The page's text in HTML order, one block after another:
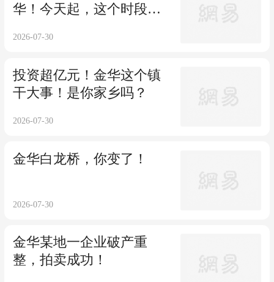
华！今天起，这个时段尽
2026-07-30
投资超亿元！金华这个镇
干大事！是你家乡吗？
2026-07-30
金华白龙桥，你变了！
2026-07-30
金华某地一企业破产重
整，拍卖成功！